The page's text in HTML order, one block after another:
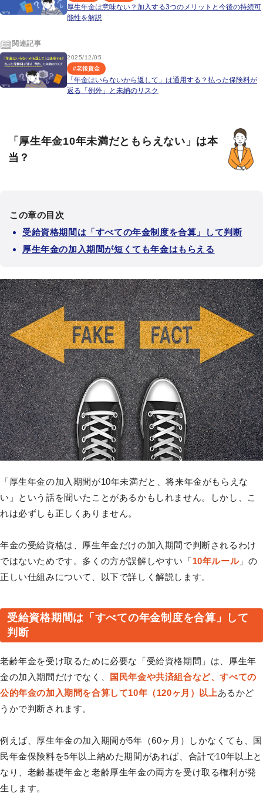
厚生年金は意味ない？加入する3つのメリットと今後の持続可
能性を解説
関連記事
2025/12/05
#老後資金
「年金はいらないから返して」は通用する？払った保険料が
返る「例外」と未納のリスク
「厚生年金10年未満だともらえない」は本
当？
この章の目次
受給資格期間は「すべての年金制度を合算」して判断
厚生年金の加入期間が短くても年金はもらえる
「厚生年金の加入期間が10年未満だと、将来年金がもらえな
い」という話を聞いたことがあるかもしれません。しかし、こ
れは必ずしも正しくありません。
年金の受給資格は、厚生年金だけの加入期間で判断されるわけ
ではないためです。多くの方が誤解しやすい「10年ルール」の
正しい仕組みについて、以下で詳しく解説します。
受給資格期間は「すべての年金制度を合算」して
判断
老齢年金を受け取るために必要な「受給資格期間」は、厚生年
金の加入期間だけでなく、
国民年金や共済組合など、すべての
公的年金の加入期間を合算して10年（120ヶ月）以上あるかど
うかで判断されます。
例えば、厚生年金の加入期間が5年（60ヶ月）しかなくても、国
民年金保険料を5年以上納めた期間があれば、合計で10年以上と
なり、老齢基礎年金と老齢厚生年金の両方を受け取る権利が発
生します。